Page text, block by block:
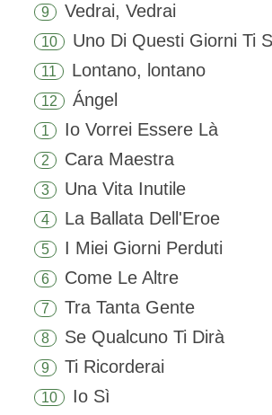
9 Vedrai, Vedrai
10 Uno Di Questi Giorni Ti
11 Lontano, lontano
12 Ángel
1 Io Vorrei Essere Là
2 Cara Maestra
3 Una Vita Inutile
4 La Ballata Dell'Eroe
5 I Miei Giorni Perduti
6 Come Le Altre
7 Tra Tanta Gente
8 Se Qualcuno Ti Dirà
9 Ti Ricorderai
10 Io Sì